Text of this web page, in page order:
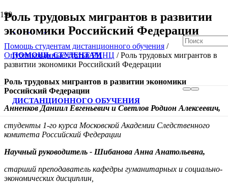
ПОМОЩЬ СТУДЕНТАМ
ДИСТАНЦИОННОГО ОБУЧЕНИЯ
Роль трудовых мигрантов в развитии
экономики Российский Федерации
Помощь студентам дистанционного обучения /
Опубликованные статьи РИНЦ /Роль трудовых мигрантов в
развитии экономики Российский Федерации
Роль трудовых мигрантов в развитии экономики
Российский Федерации
Анненков Даниил Евгеньевич и Светлов Родион Алексеевич,
студенты 1-го курса Московской Академии Следственного
комитета Российский Федерации
Научный руководитель - Шибанова Анна Анатольевна,
старший преподаватель кафедры гуманитарных и социально-
экономических дисциплин,